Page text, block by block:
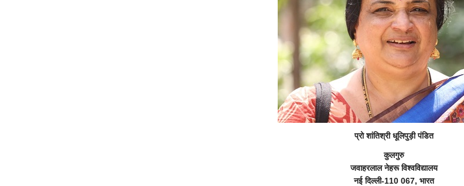
प्रो शांतिश्री धूलिपुड़ी पंडित
कुलगुरु
जवाहरलाल नेहरू विश्वविद्यालय
नई दिल्ली-110 067, भारत